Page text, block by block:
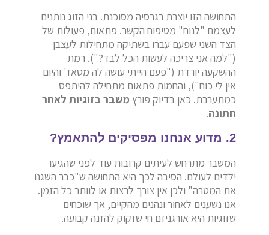
התחושה הזו יוצרת רגרסיה מסוכנת. בני הזוג נותנים
לעצמם "לנוח" מטיפוח הקשר. פתאום, פעולות של
הצד השני שפעם עברו בשתיקה מתחילות לעצבן
("למה אני צריכה לעשות הכל לבד?"). רמת
ההשקעה יורדת ("פעם הייתי עושה לה מסאז' והיום
אין לי כוח"), והחמות פתאום מתחילה להיתפס
כמתערבת. כאן בדיוק פורץ משבר בזוגיות לאחר
חתונה.
2. מדוע אנחנו מפסיקים להתאמץ?
המשבר מתרחש לעיתים קרובות עוד לפני שהגיעו
ילדים לעולם. הסיבה לכך היא התחושה ש"כבר השגנו
את המטרה" ולכן אין צורך לרצות או לוותר כל הזמן.
אנו נשענים לאחור ונהנים מהקיים, אך שוכחים
שזוגיות היא אורגניזם חי שזקוק להזנה קבועה.